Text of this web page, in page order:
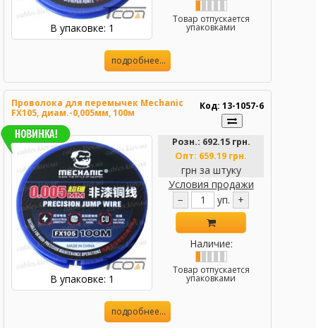
В упаковке: 1
Товар отпускается
упаковками
подробнее...
Проволока для перемычек Mechanic
FX105, диам.-0,005мм, 100м
Код: 13-1057-6
В упаковке: 1
Розн.: 692.15 грн.
Опт: 659.19 грн.
грн за штуку
Условия продажи
−
уп. +
Наличие:
Товар отпускается
упаковками
подробнее...